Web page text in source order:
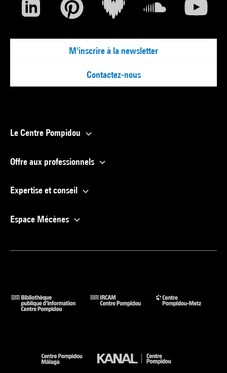
M'inscrire à la newsletter
Contactez-nous
Le Centre Pompidou
Offre aux professionnels
Expertise et conseil
Espace Mécènes